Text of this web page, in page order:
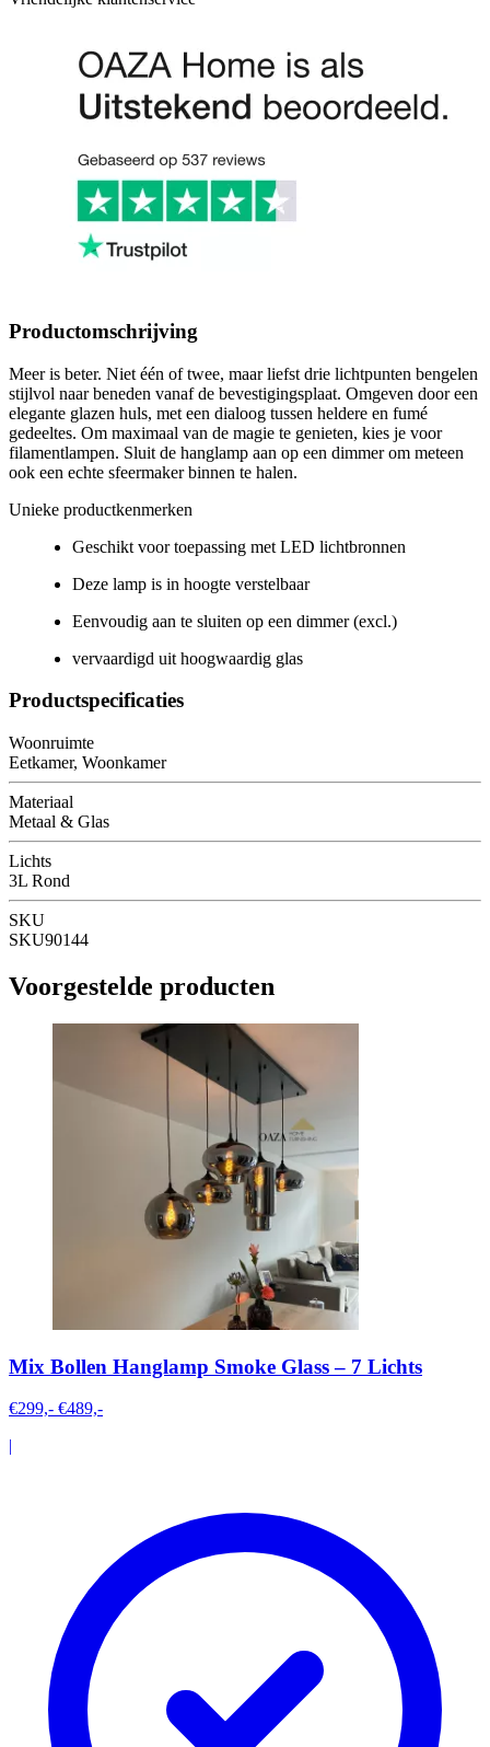
Productomschrijving
Meer is beter. Niet één of twee, maar liefst drie lichtpunten bengelen
stijlvol naar beneden vanaf de bevestigingsplaat. Omgeven door een
elegante glazen huls, met een dialoog tussen heldere en fumé
gedeeltes. Om maximaal van de magie te genieten, kies je voor
filamentlampen. Sluit de hanglamp aan op een dimmer om meteen
ook een echte sfeermaker binnen te halen.
Unieke productkenmerken
Geschikt voor toepassing met LED lichtbronnen
Deze lamp is in hoogte verstelbaar
Eenvoudig aan te sluiten op een dimmer (excl.)
vervaardigd uit hoogwaardig glas
Productspecificaties
Woonruimte
Eetkamer, Woonkamer
Materiaal
Metaal & Glas
Lichts
3L Rond
SKU
SKU90144
Voorgestelde producten
Mix Bollen Hanglamp Smoke Glass – 7 Lichts
€299,- €489,-
|